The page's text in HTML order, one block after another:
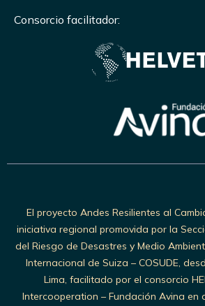
Consorcio facilitador:
El proyecto Andes Resilientes al
iniciativa regional promovida por la
del Riesgo de Desastres y Medio
Internacional de Suiza – COSUDE,
Lima, facilitado por el consorcio
Intercooperation – Fundación Avina en